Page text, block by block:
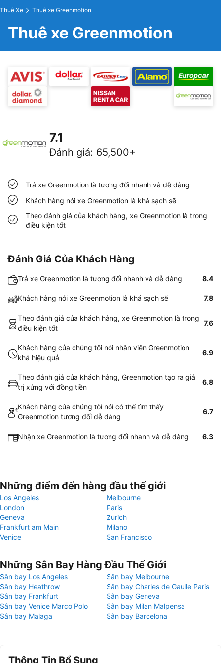
Thuê Xe Thuê xe Greenmotion
Thuê xe Greenmotion
7.1
Đánh giá: 65,500+
Trả xe Greenmotion là tương đối nhanh và dễ dàng
Khách hàng nói xe Greenmotion là khá sạch sẽ
Theo đánh giá của khách hàng, xe Greenmotion là trong
điều kiện tốt
Đánh Giá Của Khách Hàng
Trả xe Greenmotion là tương đối nhanh và dễ dàng 8.4
Khách hàng nói xe Greenmotion là khá sạch sẽ 7.8
Theo đánh giá của khách hàng, xe Greenmotion là trong
điều kiện tốt
7.6
Khách hàng của chúng tôi nói nhân viên Greenmotion
khá hiệu quả
6.9
Theo đánh giá của khách hàng, Greenmotion tạo ra giá
trị xứng với đồng tiền
6.8
Khách hàng của chúng tôi nói có thể tìm thấy
Greenmotion tương đối dễ dàng
6.7
Nhận xe Greenmotion là tương đối nhanh và dễ dàng 6.3
Những điểm đến hàng đầu thế giới
Los Angeles
Melbourne
London
Paris
Geneva
Zurich
Frankfurt am Main
Milano
Venice
San Francisco
Những Sân Bay Hàng Đầu Thế Giới
Sân bay Los Angeles
Sân bay Melbourne
Sân bay Heathrow
Sân bay Charles de Gaulle Paris
Sân bay Frankfurt
Sân bay Geneva
Sân bay Venice Marco Polo
Sân bay Milan Malpensa
Sân bay Malaga
Sân bay Barcelona
Thông Tin Bổ Sung